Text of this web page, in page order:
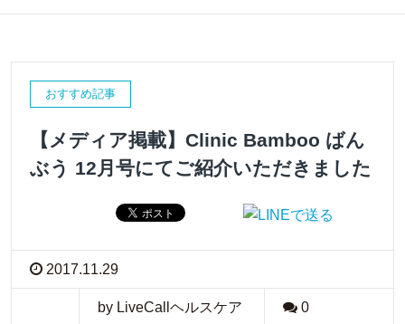
おすすめ記事
【メディア掲載】Clinic Bamboo ばん
ぶう 12月号にてご紹介いただきました
2017.11.29
by LiveCallヘルスケア 0